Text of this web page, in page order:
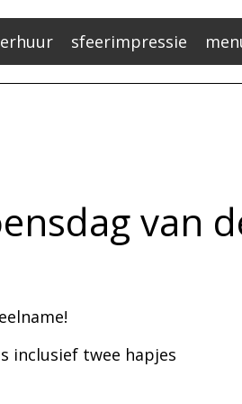
sfeerimpressie
van
inclusief twee hapjes